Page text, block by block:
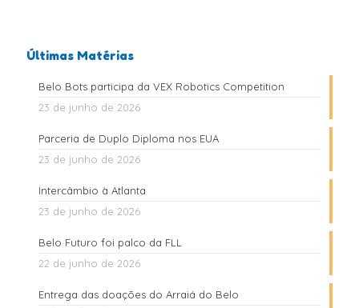
Últimas Matérias
Belo Bots participa da VEX Robotics Competition
23 de junho de 2026
Parceria de Duplo Diploma nos EUA
23 de junho de 2026
Intercâmbio à Atlanta
23 de junho de 2026
Belo Futuro foi palco da FLL
22 de junho de 2026
Entrega das doações do Arraiá do Belo